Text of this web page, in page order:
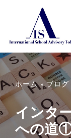
テ
ン
ツ
へ
ス
キ
プ
ホーム»ブログ
インタ
への道